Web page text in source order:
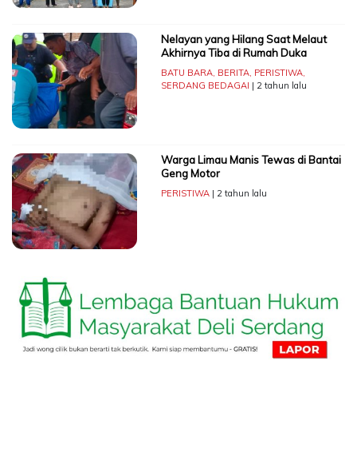
Nelayan yang Hilang Saat Melaut
Akhirnya Tiba di Rumah Duka
BATU BARA, BERITA, PERISTIWA,
SERDANG BEDAGAI | 2 tahun lalu
Warga Limau Manis Tewas di Bantai
Geng Motor
PERISTIWA| 2 tahun lalu